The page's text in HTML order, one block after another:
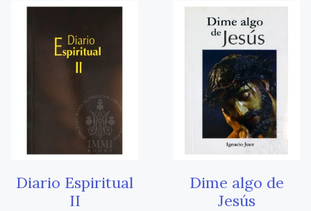
Diario Espiritual
II
Dime algo de
Jesús